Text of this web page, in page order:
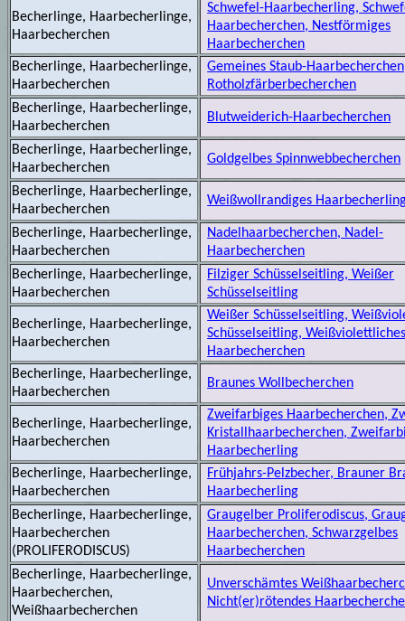
Becherlinge, Haarbecherlinge,
Haarbecherchen
Schwefel-Haarbecherling,
Haarbecherchen, Nestförmiges
Haarbecherchen
Becherlinge, Haarbecherlinge,
Haarbecherchen
Gemeines Staub-
Rotholzfärberbecherchen
Becherlinge, Haarbecherlinge,
Haarbecherchen
Blutweiderich-Haarbecherchen
Becherlinge, Haarbecherlinge,
Haarbecherchen
Goldgelbes Spinnwebbecherchen
Becherlinge, Haarbecherlinge,
Haarbecherchen
Weißwollrandiges
Becherlinge, Haarbecherlinge,
Haarbecherchen
Nadelhaarbecherchen, Nadel-
Haarbecherchen
Becherlinge, Haarbecherlinge,
Haarbecherchen
Filziger Schüsselseitling, Weißer
Schüsselseitling
Becherlinge, Haarbecherlinge,
Haarbecherchen
Weißer Schüsselseitling,
Schüsselseitling,
Haarbecherchen
Becherlinge, Haarbecherlinge,
Haarbecherchen
Braunes Wollbecherchen
Becherlinge, Haarbecherlinge,
Haarbecherchen
Zweifarbiges Haarbecherchen,
Kristallhaarbecherchen,
Haarbecherling
Becherlinge, Haarbecherlinge,
Haarbecherchen
Frühjahrs-Pelzbecher, Brauner
Haarbecherling
Becherlinge, Haarbecherlinge,
Haarbecherchen
(PROLIFERODISCUS)
Graugelber Proliferodiscus,
Haarbecherchen, Schwarzgelbes
Haarbecherchen
Becherlinge, Haarbecherlinge,
Haarbecherchen,
Weißhaarbecherchen
Unverschämtes
Nicht(er)rötendes